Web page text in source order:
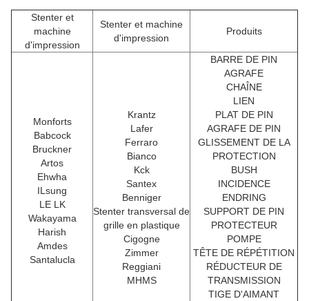
Stenter et
machine
d'impression
Stenter et machine
d'impression
Produits
Monforts
Babcock
Bruckner
Artos
Ehwha
ILsung
LE LK
Wakayama
Harish
Amdes
Santalucla
Krantz
Lafer
Ferraro
Bianco
Kck
Santex
Benniger
Stenter transversal de
grille en plastique
Cigogne
Zimmer
Reggiani
MHMS
BARRE DE PIN
AGRAFE
CHAÎNE
LIEN
PLAT DE PIN
AGRAFE DE PIN
GLISSEMENT DE LA
PROTECTION
BUSH
INCIDENCE
ENDRING
SUPPORT DE PIN
PROTECTEUR
POMPE
TÊTE DE RÉPÉTITION
RÉDUCTEUR DE
TRANSMISSION
TIGE D'AIMANT